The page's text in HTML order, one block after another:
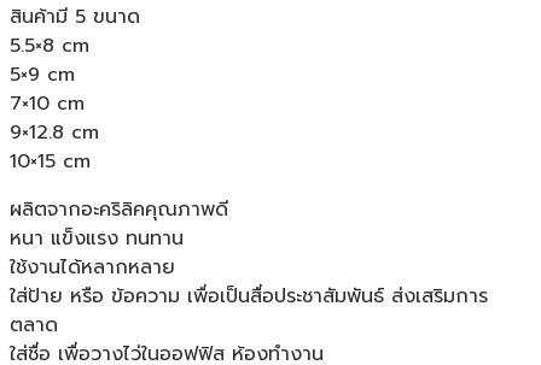
สินค้ามี 5 ขนาด
5.5×8 cm
5×9 cm
7×10 cm
9×12.8 cm
10×15 cm
ผลิตจากอะคริลิคคุณภาพดี
หนา แข็งแรง ทนทาน
ใช้งานได้หลากหลาย
ใส่ป้าย หรือ ข้อความ เพื่อเป็นสื่อประชาสัมพันธ์ ส่งเสริมการ
ตลาด
ใส่ชื่อ เพื่อวางไว่ในออฟฟิส ห้องทำงาน